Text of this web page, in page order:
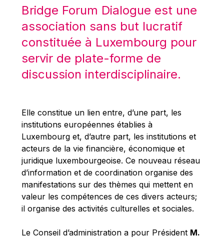
Mario Centeno
Mario Monti
Maroš ŠEFČOVIČ
Martin Bailey
Martine Reicherts
Michael Sohlman
Michel Goedert
Mireille Delmas-Marty
Nobuo Tanaka
Otmar Issing
Paolo Mengozzi
Paschal Donohoe
Pat Cox
Bridge Forum Dialogue est une
association sans but lucratif
constituée à Luxembourg pour
servir de plate-forme de
discussion interdisciplinaire.
Elle constitue un lien entre, d’une part, les
institutions européennes établies à
Luxembourg et, d’autre part, les institutions et
acteurs de la vie financière, économique et
juridique luxembourgeoise. Ce nouveau réseau
d’information et de coordination organise des
manifestations sur des thèmes qui mettent en
valeur les compétences de ces divers acteurs;
il organise des activités culturelles et sociales.
Le Conseil d’administration a pour Président M.